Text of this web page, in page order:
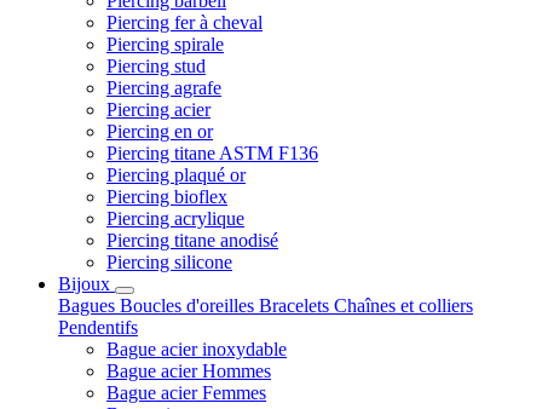
Piercing fer à cheval
Piercing spirale
Piercing stud
Piercing agrafe
Piercing acier
Piercing en or
Piercing titane ASTM F136
Piercing plaqué or
Piercing bioflex
Piercing acrylique
Piercing titane anodisé
Piercing silicone
Bijoux
Bagues Boucles d'oreilles Bracelets Chaînes et colliers
Pendentifs
Bague acier inoxydable
Bague acier Hommes
Bague acier Femmes